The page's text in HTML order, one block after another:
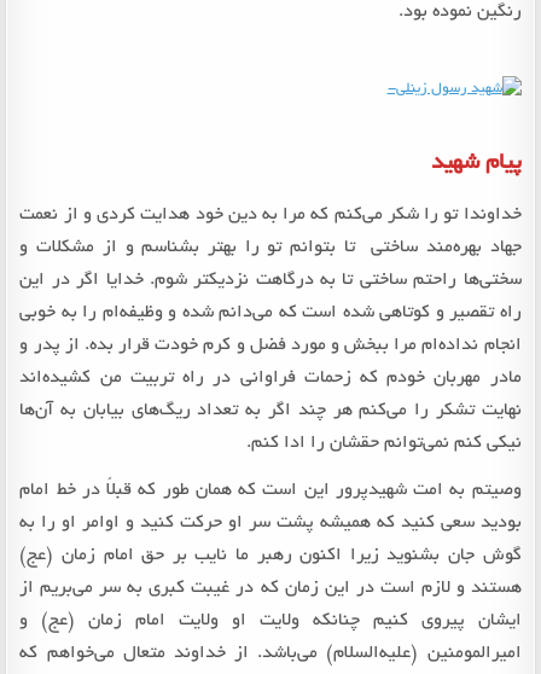
رنگین نموده بود.
پیام شهید
خداوندا تو را شکر می‌کنم که مرا به دین خود هدایت کردی و از نعمت
جهاد بهره‌مند ساختی تا بتوانم تو را بهتر بشناسم و از مشکلات و
سختی‌ها راحتم ساختی تا به درگاهت نزدیکتر شوم. خدایا اگر در این
راه تقصیر و کوتاهی شده است که می‌دانم شده و وظیفه‌ام را به خوبی
انجام نداده‌ام مرا ببخش و مورد فضل و کرم خودت قرار بده. از پدر و
مادر مهربان خودم که زحمات فراوانی در راه تربیت من کشیده‌اند
نهایت تشکر را می‌کنم هر چند اگر به تعداد ریگ‌های بیابان به آن‌ها
نیکی کنم نمی‌توانم حقشان را ادا کنم.
وصیتم به امت شهیدپرور این است که همان طور که قبلاً در خط امام
بودید سعی کنید که همیشه پشت سر او حرکت کنید و اوامر او را به
گوش جان بشنوید زیرا اکنون رهبر ما نایب بر حق امام زمان (عج)
هستند و لازم است در این زمان که در غیبت کبری به سر می‌بریم از
ایشان پیروی کنیم چنانکه ولایت او ولایت امام زمان (عج) و
امیرالمومنین (علیه‌السلام) می‌باشد. از خداوند متعال می‌خواهم که